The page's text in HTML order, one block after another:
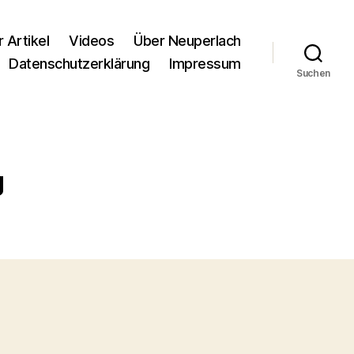
Artikel Videos
Über Neuperlach
Datenschutzerklärung Impressum
Suchen